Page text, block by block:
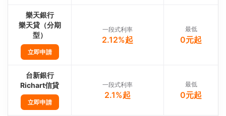
樂天銀行
樂天貸（分期
型）
立即申請
一段式利率
2.12%起
最低
0元起
台新銀行
Richart信貸
立即申請
一段式利率
2.1%起
最低
0元起